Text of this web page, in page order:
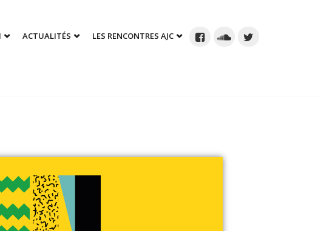
ACTUALITÉS LES RENCONTRES AJC